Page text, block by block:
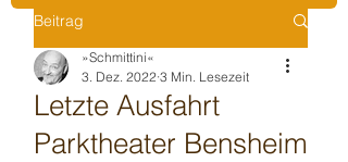
Beitrag
Letzte Ausfahrt
Parktheater Bensheim
»Schmittini«
3. Dez. 2022 3 Min. Lesezeit